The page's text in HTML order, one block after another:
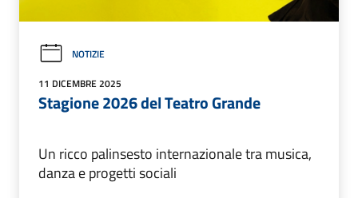
NOTIZIE
11 DICEMBRE 2025
Stagione 2026 del Teatro Grande
Un ricco palinsesto internazionale tra musica,
danza e progetti sociali